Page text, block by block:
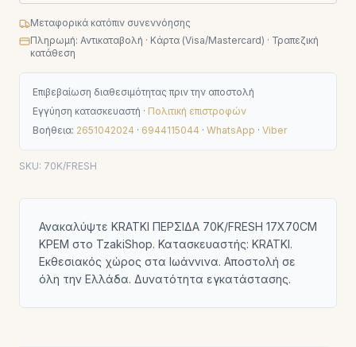
Μεταφορικά κατόπιν συνεννόησης
Πληρωμή: Αντικαταβολή · Κάρτα (Visa/Mastercard) · Τραπεζική
κατάθεση
Επιβεβαίωση διαθεσιμότητας πριν την αποστολή
Εγγύηση κατασκευαστή · Πολιτική επιστροφών
Βοήθεια: 2651042024 · 6944115044 · WhatsApp · Viber
SKU: 70K/FRESH
Ανακαλύψτε KRATKI ΠΕΡΣΙΔΑ 70K/FRESH 17X70CM
ΚΡΕΜ στο TzakiShop. Κατασκευαστής: KRATKI.
Εκθεσιακός χώρος στα Ιωάννινα. Αποστολή σε
όλη την Ελλάδα. Δυνατότητα εγκατάστασης.